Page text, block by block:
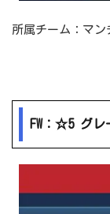
所属チーム：マ
FW：☆5 グ